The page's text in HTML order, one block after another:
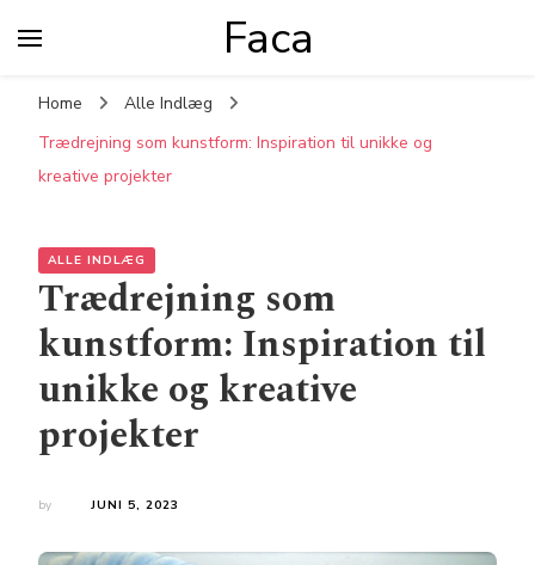
Faca
Home
Alle Indlæg
Trædrejning som kunstform: Inspiration til unikke og
kreative projekter
ALLE INDLÆG
Trædrejning som
kunstform: Inspiration til
unikke og kreative
projekter
by JUNI 5, 2023